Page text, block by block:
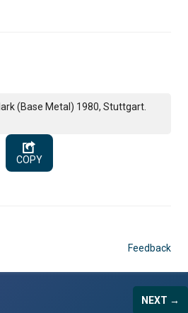
(Base Metal) 1980, Stuttgart.
COPY
Feedback
NEXT →